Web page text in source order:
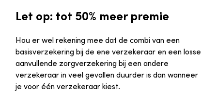
Let op: tot 50% meer premie
Hou er wel rekening mee dat de combi van een
basisverzekering bij de ene verzekeraar en een losse
aanvullende zorgverzekering bij een andere
verzekeraar in veel gevallen duurder is dan wanneer
je voor één verzekeraar kiest.